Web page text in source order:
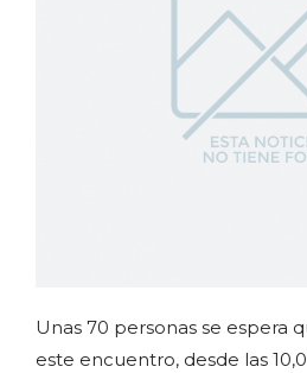
Unas 70 personas se espera
este encuentro, desde las